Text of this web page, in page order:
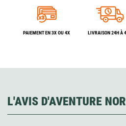
PAIEMENT EN 3X OU 4X LIVRAISON 24H À
L'AVIS D'AVENTURE